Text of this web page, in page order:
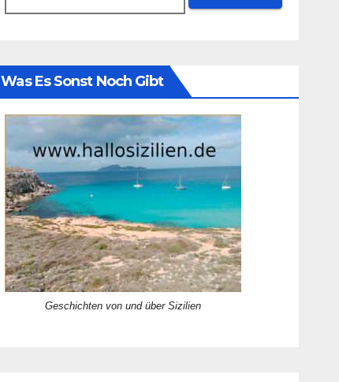
Was Es Sonst Noch Gibt
Geschichten von und über Sizilien